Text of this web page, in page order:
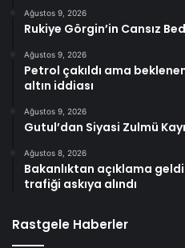
Ağustos 9, 2026
Rukiye Görgin’in Cansız
Ağustos 9, 2026
Petrol çakıldı ama
altın iddiası
Ağustos 9, 2026
Gutul’dan Siyasi Zulmü
Ağustos 8, 2026
Bakanlıktan açıklama
trafiği askıya alındı
Rastgele Haberler